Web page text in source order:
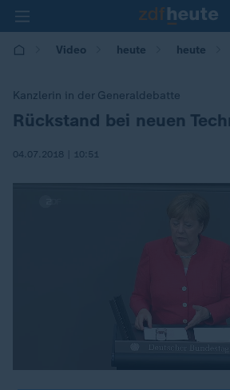
Video heute heute
Kanzlerin in der Generaldebatte
:Rückstand bei neuen
04.07.2018 | 10:51